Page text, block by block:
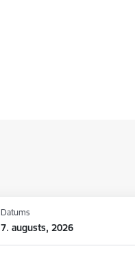
Datums
7. augusts, 2026